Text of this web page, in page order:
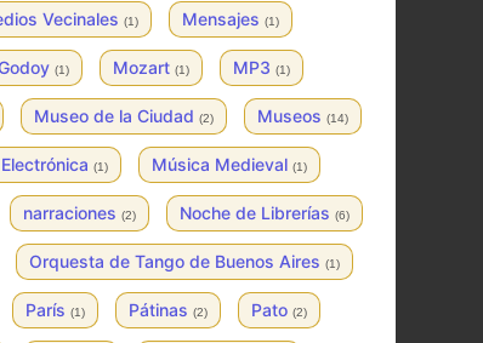
Vecinales (1) Mensajes (1)
(1) Mozart (1) MP3 (1)
Museo de la Ciudad (2) Museos (14)
(1) Música Medieval (1)
narraciones (2) Noche de Librerías (6)
Orquesta de Tango de Buenos Aires (1)
París (1) Pátinas (2) Pato (2)